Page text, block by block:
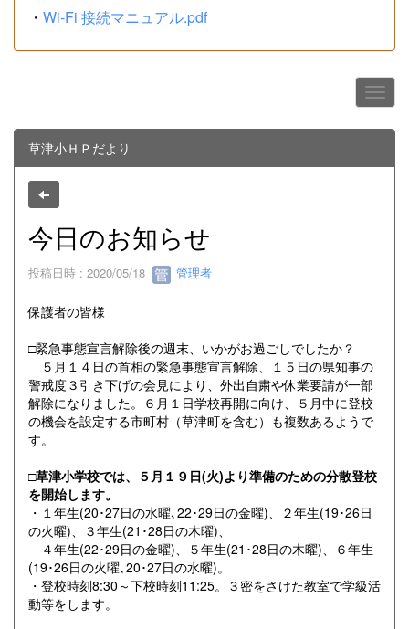
・ Wi-Fi 接続マニュアル.pdf
草津小ＨＰだより
今日のお知らせ
投稿日時 : 2020/05/18 管理者
保護者の皆様
□緊急事態宣言解除後の週末、いかがお過ごしでしたか？
５月１４日の首相の緊急事態宣言解除、１５日の県知事の
警戒度３引き下げの会見により、外出自粛や休業要請が一部
解除になりました。６月１日学校再開に向け、５月中に登校
の機会を設定する市町村（草津町を含む）も複数あるようで
す。
□草津小学校では、５月１９日(火)より準備のための分散登校
を開始します。
・１年生(20･27日の水曜､22･29日の金曜)、２年生(19･26日
の火曜)、３年生(21･28日の木曜)、
４年生(22･29日の金曜)、５年生(21･28日の木曜)、６年生
(19･26日の火曜､20･27日の水曜)。
・登校時刻8:30～下校時刻11:25。３密をさけた教室で学級活
動等をします。